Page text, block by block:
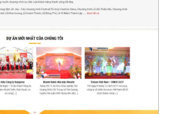
CHI TIẾT
XEM THỰC TẾ